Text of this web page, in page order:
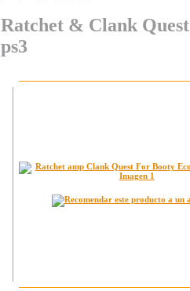
Ratchet & Clank
ps3